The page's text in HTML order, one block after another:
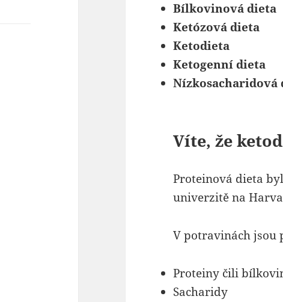
Bílkovinová dieta
Ketózová dieta
Ketodieta
Ketogenní dieta
Nízkosacharidová
Víte, že
Proteinová dieta
univerzitě na
V potravinách
Proteiny čili
Sacharidy